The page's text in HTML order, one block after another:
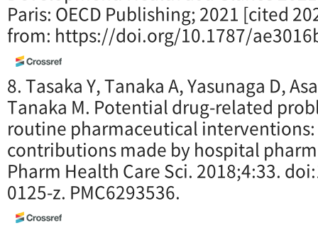
Paris: OECD Publishing; 2021 [cited
from: https://doi.org/10.1787/
8. Tasaka Y, Tanaka A, Yasunaga D,
Tanaka M. Potential drug-related
routine pharmaceutical
contributions made by hospital
Pharm Health Care Sci. 2018;4:33.
0125-z. PMC6293536.